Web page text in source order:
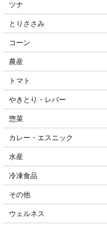
ツナ
とりささみ
コーン
農産
トマト
やきとり・レバー
惣菜
カレー・エスニック
水産
冷凍食品
その他
ウェルネス